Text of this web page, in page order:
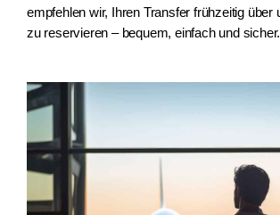
empfehlen wir, Ihren Transfer frühzeitig über
zu reservieren – bequem, einfach und sicher.